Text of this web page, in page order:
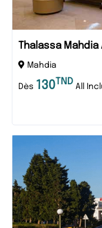
Thalassa
Mahdia
Dès 130 TND All